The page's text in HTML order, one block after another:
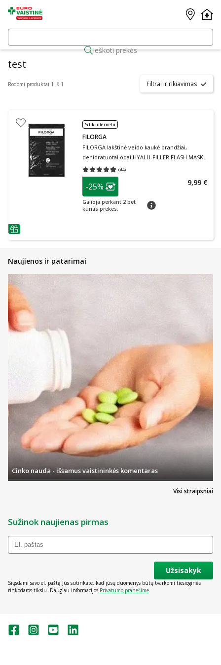
Ieškoti prekės
test
Rodomi produktai 1 iš 1 Filtrai ir rikiavimas
patarimas
% tik internetu
FILORGA
FILORGA lakštinė veido kaukė brandžiai,
dehidratuotai odai HYALU-FILLER FLASH MASK,
1 vnt., 1 vnt.
(44)
Vidutinis įvertinimas 4.84
patarimas
Lojalumo klubo narių nuolaida
-25%
Galioja perkant 2 bet
kurias prekes.
patarimas
9,99 €
Naujienos ir patarimai
Visi straipsniai
Cinko nauda - išsamus vaistininkės komentaras
Sužinok naujienas pirmas
Užsisakyk
Siųsdami savo el. paštą Jūs sutinkate, kad jūsų duomenys būtų tvarkomi tiesioginės
rinkodaros tikslu. Daugiau informacijos Privatumo pranešime.